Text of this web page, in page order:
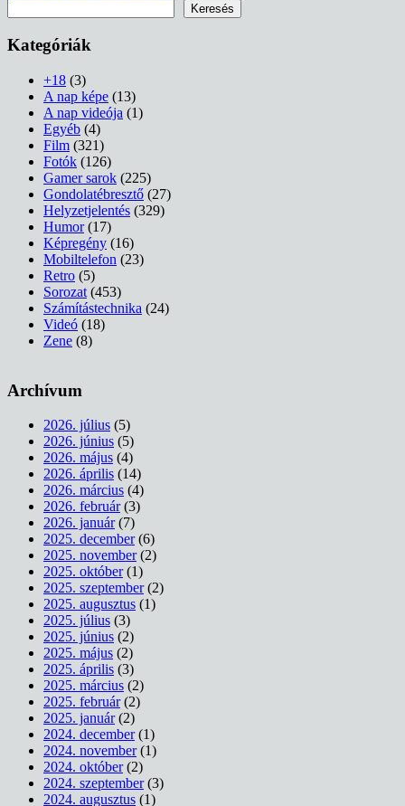
Keresés
Kategóriák
+18 (3)
A nap képe (13)
A nap videója (1)
Egyéb (4)
Film (321)
Fotók (126)
Gamer sarok (225)
Gondolatébresztő (27)
Helyzetjelentés (329)
Humor(17)
Képregény (16)
Mobiltelefon (23)
Retro (5)
Sorozat (453)
Számítástechnika (24)
Videó (18)
Zene (8)
Archívum
2026. július (5)
2026. június (5)
2026. május (4)
2026. április (14)
2026. március (4)
2026. február(3)
2026. január(7)
2025. december(6)
2025. november(2)
2025. október(1)
2025. szeptember(2)
2025. augusztus (1)
2025. július (3)
2025. június (2)
2025. május (2)
2025. április (3)
2025. március (2)
2025. február(2)
2025. január(2)
2024. december(1)
2024. november(1)
2024. október(2)
2024. szeptember(3)
2024. augusztus (1)